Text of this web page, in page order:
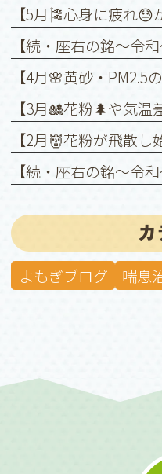
【5月🎏心身に疲れ😓
【続・座右の銘〜令和
【4月🌸黄砂・PM2.5
【3月🎎花粉🌲や気
【続・座右の銘〜令和
カ
よもぎブログ 喘息